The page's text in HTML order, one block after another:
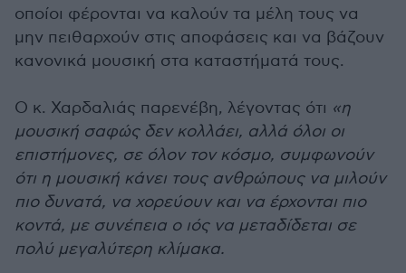
οποίοι φέρονται να καλούν τα μέλη τους να
μην πειθαρχούν στις αποφάσεις και να βάζουν
κανονικά μουσική στα καταστήματά τους.
Ο κ. Χαρδαλιάς παρενέβη, λέγοντας ότι «η
μουσική σαφώς δεν κολλάει, αλλά όλοι οι
επιστήμονες, σε όλον τον κόσμο, συμφωνούν
ότι η μουσική κάνει τους ανθρώπους να μιλούν
πιο δυνατά, να χορεύουν και να έρχονται πιο
κοντά, με συνέπεια ο ιός να μεταδίδεται σε
πολύ μεγαλύτερη κλίμακα.